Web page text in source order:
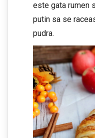
este gata rumen
putin sa se
pudra.